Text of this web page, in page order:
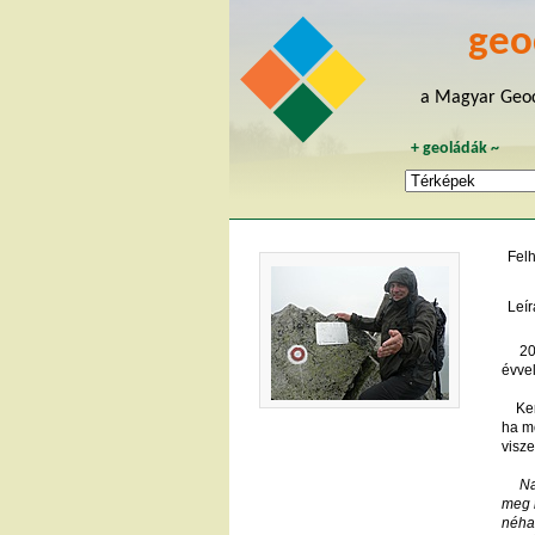
a Magyar
+geoládák ~
ha
Na
meg